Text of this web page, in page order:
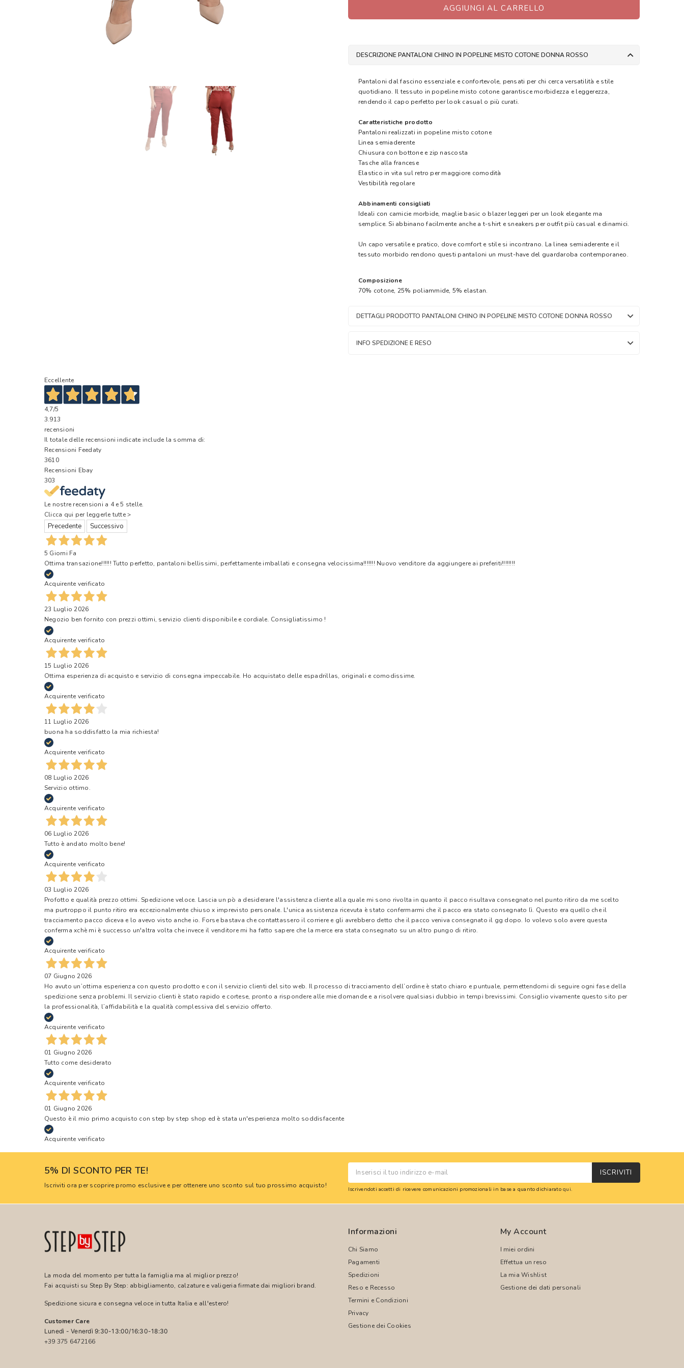
AGGIUNGI AL CARRELLO
DESCRIZIONE PANTALONI CHINO IN POPELINE MISTO COTONE DONNA ROSSO
Pantaloni dal fascino essenziale e confortevole, pensati per chi cerca versatilità e stile
quotidiano. Il tessuto in popeline misto cotone garantisce morbidezza e leggerezza,
rendendo il capo perfetto per look casual o più curati.
Caratteristiche prodotto
Pantaloni realizzati in popeline misto cotone
Linea semiaderente
Chiusura con bottone e zip nascosta
Tasche alla francese
Elastico in vita sul retro per maggiore comodità
Vestibilità regolare
Abbinamenti consigliati
Ideali con camicie morbide, maglie basic o blazer leggeri per un look elegante ma
semplice. Si abbinano facilmente anche a t-shirt e sneakers per outfit più casual e dinamici.
Un capo versatile e pratico, dove comfort e stile si incontrano. La linea semiaderente e il
tessuto morbido rendono questi pantaloni un must-have del guardaroba contemporaneo.
Composizione
70% cotone, 25% poliammide, 5% elastan.
DETTAGLI PRODOTTO PANTALONI CHINO IN POPELINE MISTO COTONE DONNA ROSSO
INFO SPEDIZIONE E RESO
Eccellente
4,7/5
3.913
recensioni
Il totale delle recensioni indicate include la somma di:
Recensioni Feedaty
3610
Recensioni Ebay
303
Le nostre recensioni a 4 e 5 stelle.
Clicca qui per leggerle tutte >
Precedente Successivo
5 Giorni Fa
Ottima transazione!!!!!! Tutto perfetto, pantaloni bellissimi, perfettamente imballati e consegna velocissima!!!!!!! Nuovo venditore da aggiungere ai preferiti!!!!!!!!
Acquirente verificato
23 Luglio 2026
Negozio ben fornito con prezzi ottimi, servizio clienti disponibile e cordiale. Consigliatissimo !
Acquirente verificato
15 Luglio 2026
Ottima esperienza di acquisto e servizio di consegna impeccabile. Ho acquistato delle espadrillas, originali e comodissime.
Acquirente verificato
11 Luglio 2026
buona ha soddisfatto la mia richiesta!
Acquirente verificato
08 Luglio 2026
Servizio ottimo.
Acquirente verificato
06 Luglio 2026
Tutto è andato molto bene!
Acquirente verificato
03 Luglio 2026
Profotto e qualità prezzo ottimi. Spedizione veloce. Lascia un pò a desiderare l'assistenza cliente alla quale mi sono rivolta in quanto il pacco risultava consegnato nel punto ritiro da me scelto
ma purtroppo il punto ritiro era eccezionalmente chiuso x imprevisto personale. L'unica assistenza ricevuta è stato confermarmi che il pacco era stato consegnato lì. Questo era quello che il
tracciamento pacco diceva e lo avevo visto anche io. Forse bastava che contattassero il corriere e gli avrebbero detto che il pacco veniva consegnato il gg dopo. Io volevo solo avere questa
conferma xchè mi è successo un'altra volta che invece il venditore mi ha fatto sapere che la merce era stata consegnato su un altro pungo di ritiro.
Acquirente verificato
07 Giugno 2026
Ho avuto un’ottima esperienza con questo prodotto e con il servizio clienti del sito web. Il processo di tracciamento dell’ordine è stato chiaro e puntuale, permettendomi di seguire ogni fase della
spedizione senza problemi. Il servizio clienti è stato rapido e cortese, pronto a rispondere alle mie domande e a risolvere qualsiasi dubbio in tempi brevissimi. Consiglio vivamente questo sito per
la professionalità, l’affidabilità e la qualità complessiva del servizio offerto.
Acquirente verificato
01 Giugno 2026
Tutto come desiderato
Acquirente verificato
01 Giugno 2026
Questo è il mio primo acquisto con step by step shop ed è stata un'esperienza molto soddisfacente
Acquirente verificato
5% DI SCONTO PER TE!
Iscriviti ora per scoprire promo esclusive e per ottenere uno sconto sul tuo prossimo acquisto!
ISCRIVITI
Iscrivendoti accetti di ricevere comunicazioni promozionali in base a quanto dichiaratoqui.
La moda del momento per tutta la famiglia ma al miglior prezzo!
Fai acquisti su Step By Step: abbigliamento, calzature e valigeria firmate dai migliori brand.
Spedizione sicura e consegna veloce in tutta Italia e all'estero!
Customer Care
Lunedì - Venerdì 9:30-13:00/16:30-18:30
+39 375 6472166
Informazioni
Chi Siamo
Pagamenti
Spedizioni
Reso e Recesso
Termini e Condizioni
Privacy
Gestione dei Cookies
My Account
I miei ordini
Effettua un reso
La mia Wishlist
Gestione dei dati personali